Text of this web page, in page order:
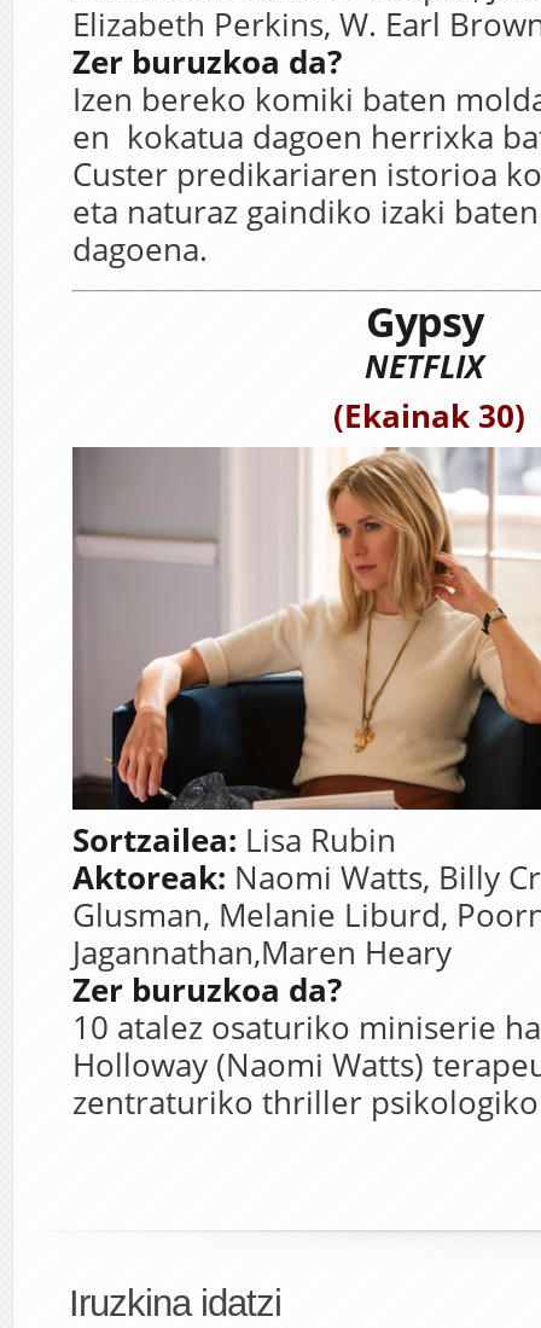
Elizabeth Perkins, W. Earl
Zer buruzkoa da?
Izen bereko komiki baten
en kokatua dagoen herrixka
Custer predikariaren istorioa
eta naturaz gaindiko izaki
dagoena.
Gypsy
NETFLIX
(Ekainak 30)
Sortzailea: Lisa Rubin
Aktoreak: Naomi Watts, Billy
Glusman, Melanie Liburd,
Jagannathan,Maren Heary
Zer buruzkoa da?
10 atalez osaturiko miniserie
Holloway (Naomi Watts)
zentraturiko thriller
Iruzkina idatzi